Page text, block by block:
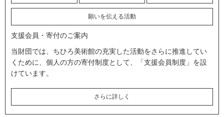
願いを伝える活動
支援会員・寄付のご案内
当財団では、ちひろ美術館の充実した活動をさらに推進してい
くために、個人の方の寄付制度として、「支援会員制度」を設
けています。
さらに詳しく